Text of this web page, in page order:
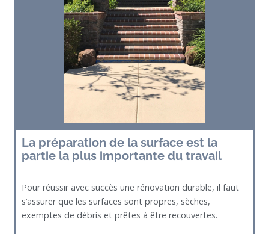
La préparation de la surface est la
partie la plus importante du travail
Pour réussir avec succès une rénovation durable, il faut
s’assurer que les surfaces sont propres, sèches,
exemptes de débris et prêtes à être recouvertes.